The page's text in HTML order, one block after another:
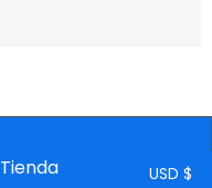
Tienda USD $